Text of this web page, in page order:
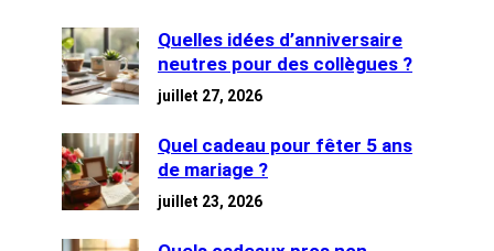
Quelles idées d’anniversaire
neutres pour des collègues ?
juillet 27, 2026
Quel cadeau pour fêter 5 ans
de mariage ?
juillet 23, 2026